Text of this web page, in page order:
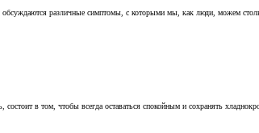
различные симптомы, с которыми мы, как люди, можем
в том, чтобы всегда оставаться спокойным и сохранять